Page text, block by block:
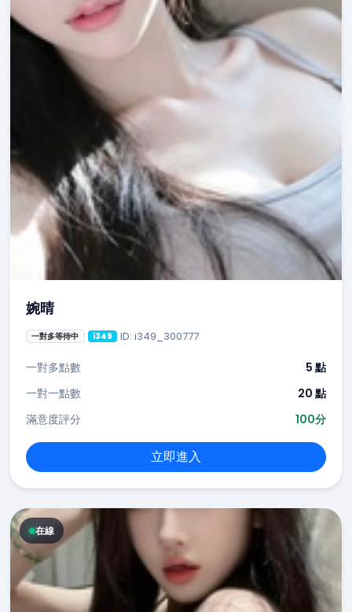
婉晴
一對多等待中 i349 ID: i349_300777
一對多點數
5 點
一對一點數
20 點
滿意度評分
100分
立即進入
在線